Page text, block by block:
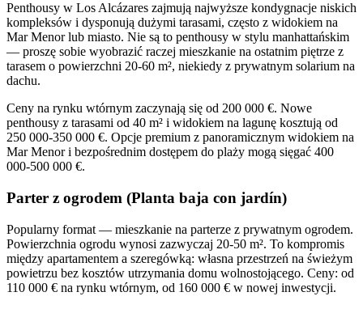
Penthousy w Los Alcázares zajmują najwyższe kondygnacje niskich
kompleksów i dysponują dużymi tarasami, często z widokiem na
Mar Menor lub miasto. Nie są to penthousy w stylu manhattańskim
— proszę sobie wyobrazić raczej mieszkanie na ostatnim piętrze z
tarasem o powierzchni 20-60 m², niekiedy z prywatnym solarium na
dachu.
Ceny na rynku wtórnym zaczynają się od 200 000 €. Nowe
penthousy z tarasami od 40 m² i widokiem na lagunę kosztują od
250 000-350 000 €. Opcje premium z panoramicznym widokiem na
Mar Menor i bezpośrednim dostępem do plaży mogą sięgać 400
000-500 000 €.
Parter z ogrodem (Planta baja con jardín)
Popularny format — mieszkanie na parterze z prywatnym ogrodem.
Powierzchnia ogrodu wynosi zazwyczaj 20-50 m². To kompromis
między apartamentem a szeregówką: własna przestrzeń na świeżym
powietrzu bez kosztów utrzymania domu wolnostojącego. Ceny: od
110 000 € na rynku wtórnym, od 160 000 € w nowej inwestycji.